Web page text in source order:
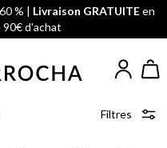
% | Livraison GRATUITEen
90€ d'achat
Filtres